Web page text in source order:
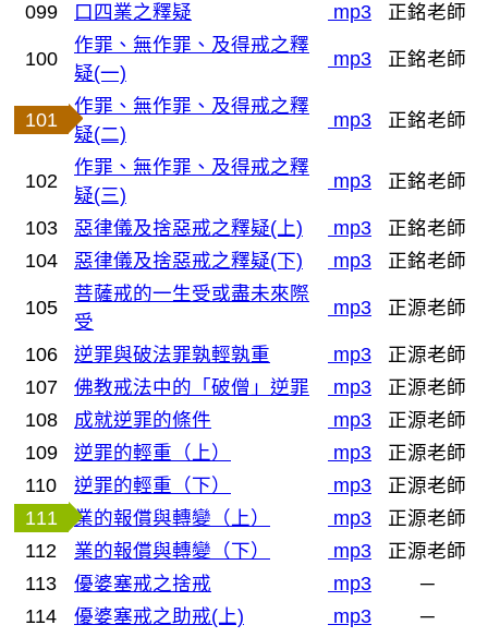
099
口四業之釋疑 mp3 正銘老師
100
作罪、無作罪、及得戒之釋
疑(一)
mp3 正銘老師
101
作罪、無作罪、及得戒之釋
疑(二)
mp3 正銘老師
102
作罪、無作罪、及得戒之釋
疑(三)
mp3 正銘老師
103 惡律儀及捨惡戒之釋疑(上) mp3
正銘老師
104
惡律儀及捨惡戒之釋疑(下) mp3 正銘老師
105
菩薩戒的一生受或盡未來際
受
mp3 正源老師
106 逆罪與破法罪孰輕孰重 mp3
正源老師
107
佛教戒法中的「破僧」逆罪 mp3
正源老師
108
成就逆罪的條件 mp3
正源老師
109
逆罪的輕重（上） mp3
正源老師
110
逆罪的輕重（下） mp3
正源老師
111
業的報償與轉變（上） mp3
正源老師
112
業的報償與轉變（下） mp3
正源老師
113
優婆塞戒之捨戒 mp3
─
114
優婆塞戒之助戒(上) mp3
─